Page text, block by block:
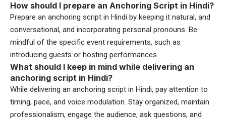
How should I prepare an Anchoring Script in Hindi?
Prepare an anchoring script in Hindi by keeping it natural, and
conversational, and incorporating personal pronouns. Be
mindful of the specific event requirements, such as
introducing guests or hosting performances.
What should I keep in mind while delivering an
anchoring script in Hindi?
While delivering an anchoring script in Hindi, pay attention to
timing, pace, and voice modulation. Stay organized, maintain
professionalism, engage the audience, ask questions, and